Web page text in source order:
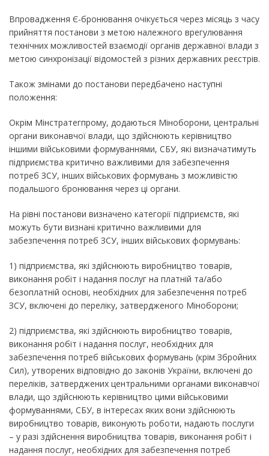
Впровадження Є-бронювання очікується через місяць з часу
прийняття постанови з метою належного врегулювання
технічних можливостей взаємодії органів державної влади з
метою синхронізації відомостей з різних державних реєстрів.
Також змінами до постанови передбачено наступні
положення:
Окрім Мінстратегпрому, додаються Міноборони, центральні
органи виконавчої влади, що здійснюють керівництво
іншими військовими формуваннями, СБУ, які визначатимуть
підприємства критично важливими для забезпечення
потреб ЗСУ, інших військових формувань з можливістю
подальшого бронювання через ці органи.
На рівні постанови визначено категорії підприємств, які
можуть бути визнані критично важливими для
забезпечення потреб ЗСУ, інших військових формувань:
1) підприємства, які здійснюють виробництво товарів,
виконання робіт і надання послуг на платній та/або
безоплатній основі, необхідних для забезпечення потреб
ЗСУ, включені до переліку, затвердженого Міноборони;
2) підприємства, які здійснюють виробництво товарів,
виконання робіт і надання послуг, необхідних для
забезпечення потреб військових формувань (крім Збройних
Сил), утворених відповідно до законів України, включені до
переліків, затверджених центральними органами виконавчої
влади, що здійснюють керівництво цими військовими
формуваннями, СБУ, в інтересах яких вони здійснюють
виробництво товарів, виконують роботи, надають послуги
– у разі здійснення виробництва товарів, виконання робіт і
надання послуг, необхідних для забезпечення потреб